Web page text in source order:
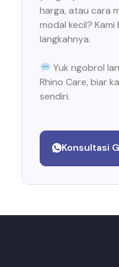
harga, atau cara
modal kecil?
langkahnya.
Yuk ngobrol
Rhino Care, biar
sendiri.
Konsultasi